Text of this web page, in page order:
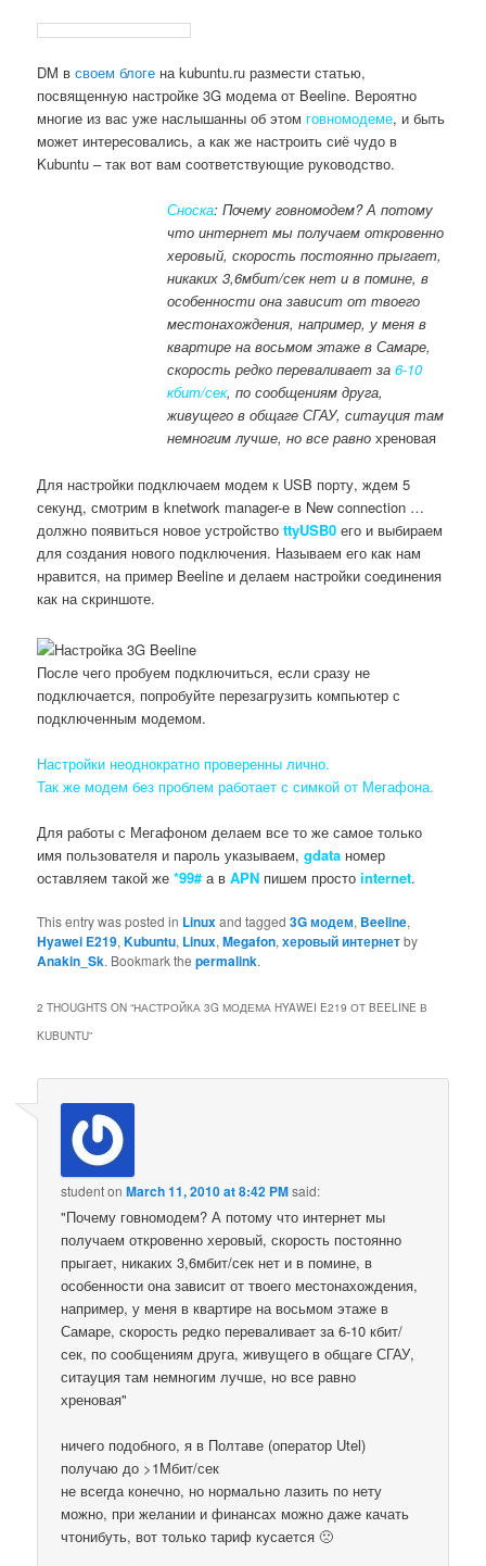
DM всвоем блоге на kubuntu.ru размести статью,
посвященную настройке 3G модема от Beeline. Вероятно
многие из вас уже наслышанны об этомговномодеме, и быть
может интересовалиcь, а как же настроить сиё чудо в
Kubuntu – так вот вам соответствующие руководство.
Сноска: Почему говномодем? А потому
что интернет мы получаем откровенно
херовый, скорость постоянно прыгает,
никаких 3,6мбит/сек нет и в помине, в
особенности она зависит от твоего
местонахождения, например, у меня в
квартире на восьмом этаже в Самаре,
скорость редко переваливает за6-10
кбит/сек, по сообщениям друга,
живущего в общаге СГАУ, ситауция там
немногим лучше, но все равнохреновая
Для настройки подключаем модем к USB порту, ждем 5
секунд, смотрим в knetwork manager-е в New connection …
должно появиться новое устройствоttyUSB0 его и выбираем
для создания нового подключения. Называем его как нам
нравится, на пример Beeline и делаем настройки соединения
как на скриншоте.
После чего пробуем подключиться, если сразу не
подключается, попробуйте перезагрузить компьютер с
подключенным модемом.
Настройки неоднократно проверенны лично.
Так же модем без проблем работает с симкой от Мегафона.
Для работы с Мегафоном делаем все то же самое только
имя пользователя и пароль указываем,gdata номер
оставляем такой же*99#а вAPN пишем простоinternet.
This entry was posted in Linuxand tagged3G модем, Beeline,
Hyawei E219,Kubuntu, Linux,Megafon,херовый интернетby
Anakin_Sk. Bookmark thepermalink.
2 THOUGHTS ON “НАСТРОЙКА 3G МОДЕМА HYAWEI E219 ОТ BEELINE В
KUBUNTU”
studentonMarch 11, 2010 at 8:42 PMsaid:
"Почему говномодем? А потому что интернет мы
получаем откровенно херовый, скорость постоянно
прыгает, никаких 3,6мбит/сек нет и в помине, в
особенности она зависит от твоего местонахождения,
например, у меня в квартире на восьмом этаже в
Самаре, скорость редко переваливает за 6-10 кбит/
сек, по сообщениям друга, живущего в общаге СГАУ,
ситауция там немногим лучше, но все равно
хреновая"
ничего подобного, я в Полтаве (оператор Utel)
получаю до >1Мбит/сек
не всегда конечно, но нормально лазить по нету
можно, при желании и финансах можно даже качать
чтонибуть, вот только тариф кусается 🙁